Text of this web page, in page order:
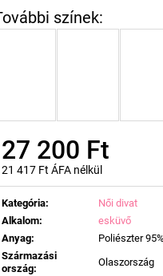
27 200 Ft
21 417 Ft ÁFA nélkül
Egységár:
Kategória:
Női divat
Alkalom:
esküvő
Anyag:
Poliészter
Származási
ország:
Olaszország